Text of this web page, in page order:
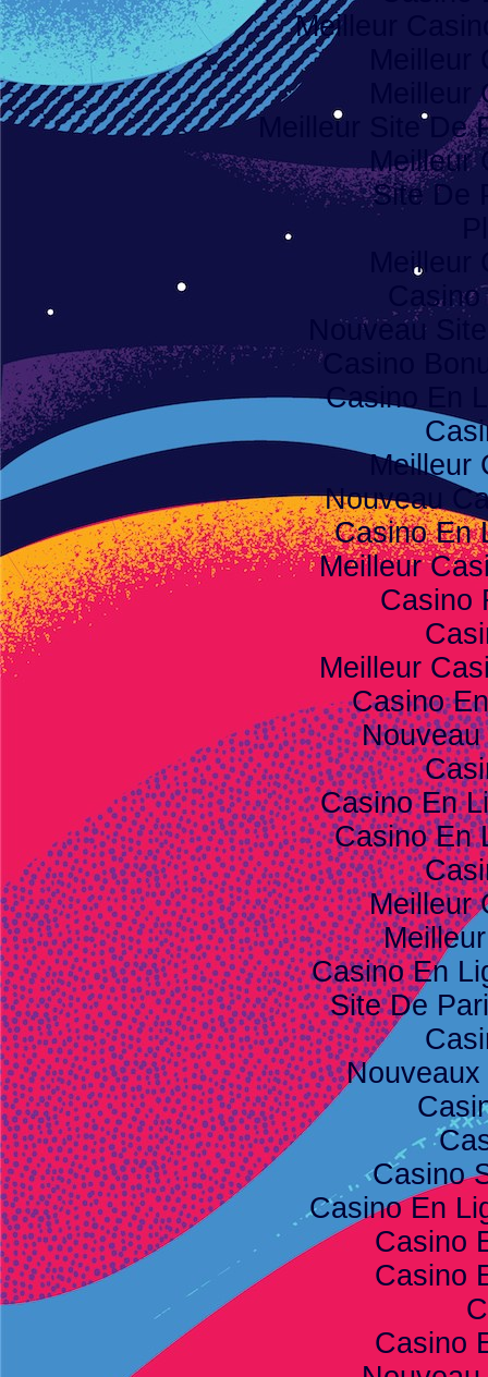
Meilleur
Meilleur Site De
Meilleur
Site De
Nouveau
Casino
Casino En
Meilleur
Nouveau
Casino En
Meilleur
Casino
Meilleur
Casino
Casino En
Casino En
Meilleur
Casino En
Site De
Casino
Casino En
Casino
Casino
Casino